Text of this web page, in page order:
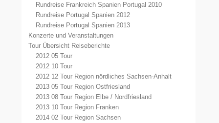
Rundreise Frankreich Spanien Portugal 2010
Rundreise Portugal Spanien 2012
Rundreise Portugal Spanien 2013
Konzerte und Veranstaltungen
Tour Übersicht Reiseberichte
2012 05 Tour
2012 10 Tour
2012 12 Tour Region nördliches Sachsen-Anhalt
2013 05 Tour Region Ostfriesland
2013 08 Tour Region Elbe / Nordfriesland
2013 10 Tour Region Franken
2014 02 Tour Region Sachsen